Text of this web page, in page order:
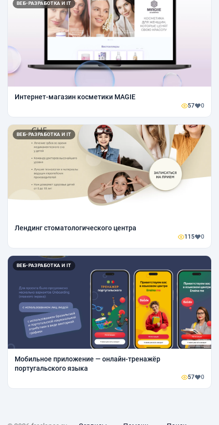
ВЕБ-РАЗРАБОТКА И IT
Интернет-магазин косметики MAGIE
57 0
ВЕБ-РАЗРАБОТКА И IT
Лендинг стоматологического центра
115 0
ВЕБ-РАЗРАБОТКА И IT
Мобильное приложение — онлайн-тренажёр
португальского языка
57 0